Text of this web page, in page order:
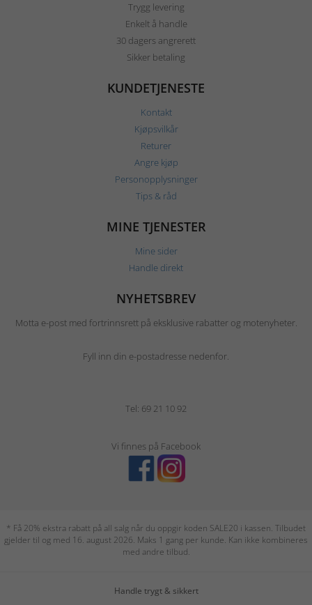
Trygg levering
Enkelt å handle
30 dagers angrerett
Sikker betaling
KUNDETJENESTE
Kontakt
Kjøpsvilkår
Returer
Angre kjøp
Personopplysninger
Tips & råd
MINE TJENESTER
Mine sider
Handle direkt
NYHETSBREV
Motta e-post med fortrinnsrett på eksklusive rabatter og motenyheter.
Fyll inn din e-postadresse nedenfor.
Tel: 69 21 10 92
Vi finnes på Facebook
* Få 20% ekstra rabatt på all salg når du oppgir koden SALE20 i kassen. Tilbudet
gjelder til og med 16. august 2026. Maks 1 gang per kunde. Kan ikke kombineres
med andre tilbud.
Handle trygt & sikkert